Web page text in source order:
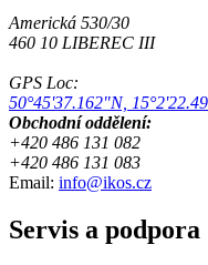
Americká 530/30
460 10 LIBEREC III
GPS Loc:
50°45'37.162"N,
Obchodní oddělení:
+420 486 131 082
+420 486 131 083
Email: info@ikos.cz
Servis a podpora